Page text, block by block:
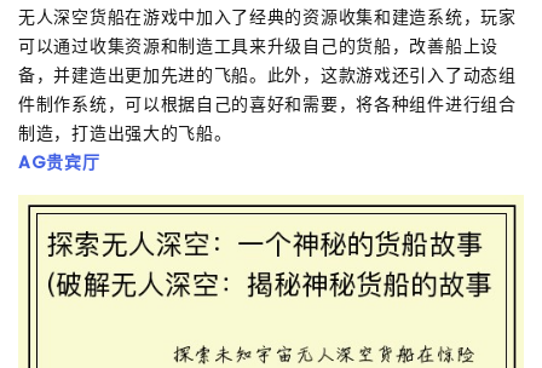
无人深空货船在游戏中加入了经典的资源收集和建造系统，玩家
可以通过收集资源和制造工具来升级自己的货船，改善船上设
备，并建造出更加先进的飞船。此外，这款游戏还引入了动态组
件制作系统，可以根据自己的喜好和需要，将各种组件进行组合
制造，打造出强大的飞船。
AG贵宾厅